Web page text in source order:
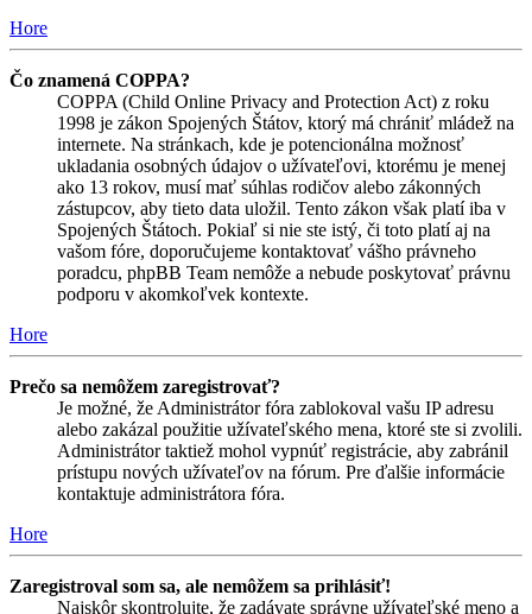
Hore
Čo znamená COPPA?
COPPA (Child Online Privacy and Protection Act) z roku
1998 je zákon Spojených Štátov, ktorý má chrániť mládež na
internete. Na stránkach, kde je potencionálna možnosť
ukladania osobných údajov o užívateľovi, ktorému je menej
ako 13 rokov, musí mať súhlas rodičov alebo zákonných
zástupcov, aby tieto data uložil. Tento zákon však platí iba v
Spojených Štátoch. Pokiaľ si nie ste istý, či toto platí aj na
vašom fóre, doporučujeme kontaktovať vášho právneho
poradcu, phpBB Team nemôže a nebude poskytovať právnu
podporu v akomkoľvek kontexte.
Hore
Prečo sa nemôžem zaregistrovať?
Je možné, že Administrátor fóra zablokoval vašu IP adresu
alebo zakázal použitie užívateľského mena, ktoré ste si zvolili.
Administrátor taktiež mohol vypnúť registrácie, aby zabránil
prístupu nových užívateľov na fórum. Pre ďalšie informácie
kontaktuje administrátora fóra.
Hore
Zaregistroval som sa, ale nemôžem sa prihlásiť!
Najskôr skontrolujte, že zadávate správne užívateľské meno a